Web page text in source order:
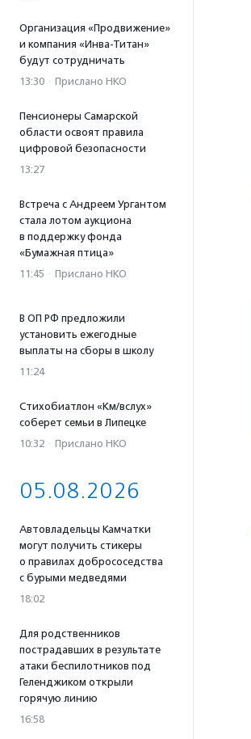
Организация «Продвижение»
и компания «Инва-Титан»
будут сотрудничать
13:30 · Прислано НКО
Пенсионеры Самарской
области освоят правила
цифровой безопасности
13:27
Встреча с Андреем Ургантом
стала лотом аукциона
в поддержку фонда
«Бумажная птица»
11:45 · Прислано НКО
В ОП РФ предложили
установить ежегодные
выплаты на сборы в школу
11:24
Стихобиатлон «Км/вслух»
соберет семьи в Липецке
10:32 · Прислано НКО
05.08.2026
Автовладельцы Камчатки
могут получить стикеры
о правилах добрососедства
с бурыми медведями
18:02
Для родственников
пострадавших в результате
атаки беспилотников под
Геленджиком открыли
горячую линию
16:58